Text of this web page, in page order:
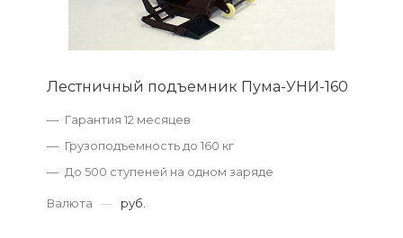
Лестничный подъемник Пума-УНИ-160
Гарантия 12 месяцев
Грузоподъемность до 160 кг
До 500 ступеней на одном заряде
Валюта — руб.